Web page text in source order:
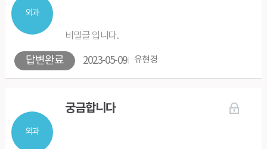
외과
답변완료
비밀글 입니다.
2023-05-09 유현경
외과
궁금합니다